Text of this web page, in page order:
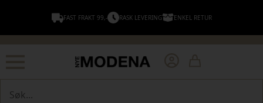
FAST FRAKT 99,- RASK LEVERING ENKEL RETUR